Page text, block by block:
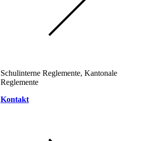
Schulinterne Reglemente, Kantonale
Reglemente
Kontakt